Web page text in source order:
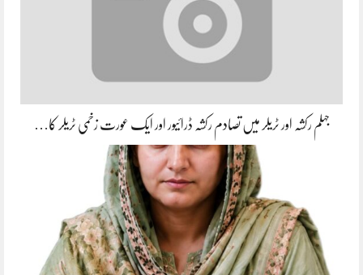
جہلم رکشہ اور ٹریلر میں تصادم رکشہ ڈرائیور اور ایک عورت زخمی ٹریلر کا…